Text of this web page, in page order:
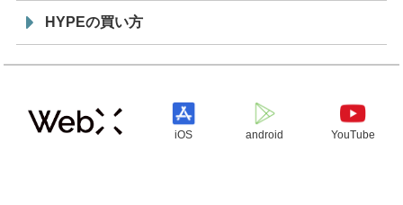
HYPEの買い方
iOS android YouTube